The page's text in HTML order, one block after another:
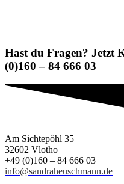
Hast du Fragen? Jetzt
(0)160 – 84 666 03
Am Sichtepöhl 35
32602 Vlotho
+49 (0)160 – 84 666 03
info@sandraheuschmann.de